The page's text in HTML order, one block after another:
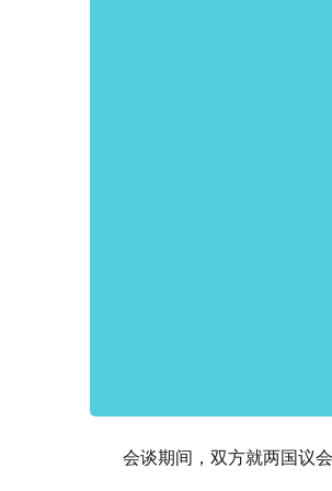
会谈期间，双方就两国议